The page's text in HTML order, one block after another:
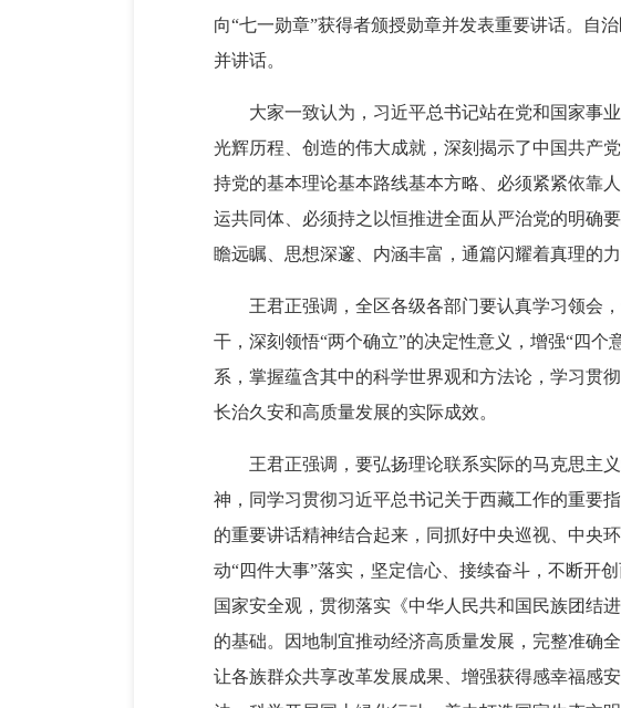
向“七一勋章”获得者颁授勋章并发表重要讲话。自
并讲话。
大家一致认为，习近平总书记站在党和国家事
光辉历程、创造的伟大成就，深刻揭示了中国共产
持党的基本理论基本路线基本方略、必须紧紧依靠
运共同体、必须持之以恒推进全面从严治党的明确
瞻远瞩、思想深邃、内涵丰富，通篇闪耀着真理的
王君正强调，全区各级各部门要认真学习领会
干，深刻领悟“两个确立”的决定性意义，增强“四
系，掌握蕴含其中的科学世界观和方法论，学习贯
长治久安和高质量发展的实际成效。
王君正强调，要弘扬理论联系实际的马克思主
神，同学习贯彻习近平总书记关于西藏工作的重要
的重要讲话精神结合起来，同抓好中央巡视、中央
动“四件大事”落实，坚定信心、接续奋斗，不断开
国家安全观，贯彻落实《中华人民共和国民族团结
的基础。因地制宜推动经济高质量发展，完整准确
让各族群众共享改革发展成果、增强获得感幸福感